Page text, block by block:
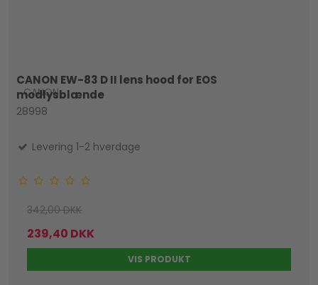
CANON EW-83 D II lens hood for EOS
modlysblænde
CANON
28998
Levering 1-2 hverdage
342,00 DKK
239,40 DKK
VIS PRODUKT